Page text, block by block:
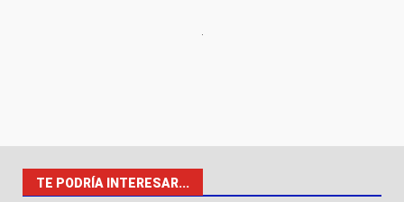
TE PODRÍA INTERESAR...